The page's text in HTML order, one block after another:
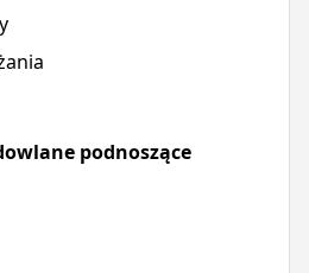
podnoszące